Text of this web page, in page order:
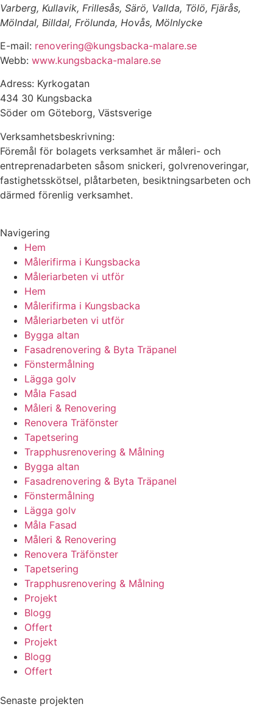
Varberg, Kullavik, Frillesås, Särö, Vallda, Tölö, Fjärås,
Mölndal, Billdal, Frölunda, Hovås, Mölnlycke
E-mail: renovering@kungsbacka-malare.se
Webb: www.kungsbacka-malare.se
Adress: Kyrkogatan
434 30 Kungsbacka
Söder om Göteborg, Västsverige
Verksamhetsbeskrivning:
Föremål för bolagets verksamhet är måleri- och
entreprenadarbeten såsom snickeri, golvrenoveringar,
fastighetsskötsel, plåtarbeten, besiktningsarbeten och
därmed förenlig verksamhet.
Navigering
Hem
Målerifirma i Kungsbacka
Måleriarbeten vi utför
Hem
Målerifirma i Kungsbacka
Måleriarbeten vi utför
Bygga altan
Fasadrenovering & Byta Träpanel
Fönstermålning
Lägga golv
Måla Fasad
Måleri & Renovering
Renovera Träfönster
Tapetsering
Trapphusrenovering & Målning
Bygga altan
Fasadrenovering & Byta Träpanel
Fönstermålning
Lägga golv
Måla Fasad
Måleri & Renovering
Renovera Träfönster
Tapetsering
Trapphusrenovering & Målning
Projekt
Blogg
Offert
Projekt
Blogg
Offert
Senaste projekten